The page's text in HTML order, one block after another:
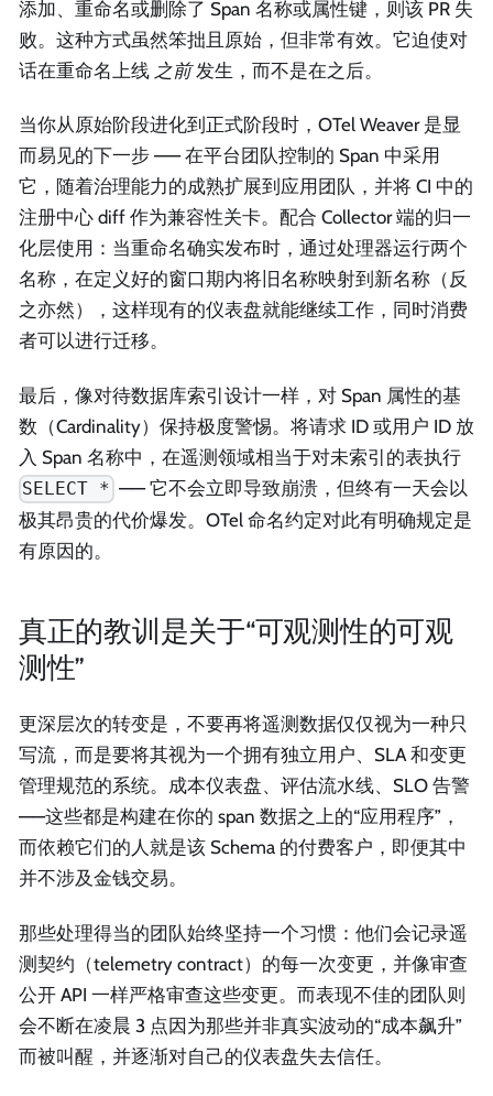
添加、重命名或删除了 Span 名称或属性键，则该 PR 失
败。这种方式虽然笨拙且原始，但非常有效。它迫使对
话在重命名上线 之前发生，而不是在之后。
当你从原始阶段进化到正式阶段时，OTel Weaver 是显
而易见的下一步 —— 在平台团队控制的 Span 中采用
它，随着治理能力的成熟扩展到应用团队，并将 CI 中的
注册中心 diff 作为兼容性关卡。配合 Collector 端的归一
化层使用：当重命名确实发布时，通过处理器运行两个
名称，在定义好的窗口期内将旧名称映射到新名称（反
之亦然），这样现有的仪表盘就能继续工作，同时消费
者可以进行迁移。
最后，像对待数据库索引设计一样，对 Span 属性的基
数（Cardinality）保持极度警惕。将请求 ID 或用户 ID 放
入 Span 名称中，在遥测领域相当于对未索引的表执行
SELECT * —— 它不会立即导致崩溃，但终有一天会以
极其昂贵的代价爆发。OTel 命名约定对此有明确规定是
有原因的。
真正的教训是关于“可观测性的可观
测性”
更深层次的转变是，不要再将遥测数据仅仅视为一种只
写流，而是要将其视为一个拥有独立用户、SLA 和变更
管理规范的系统。成本仪表盘、评估流水线、SLO 告警
——这些都是构建在你的 span 数据之上的“应用程序”，
而依赖它们的人就是该 Schema 的付费客户，即便其中
并不涉及金钱交易。
那些处理得当的团队始终坚持一个习惯：他们会记录遥
测契约（telemetry contract）的每一次变更，并像审查
公开 API 一样严格审查这些变更。而表现不佳的团队则
会不断在凌晨 3 点因为那些并非真实波动的“成本飙升”
而被叫醒，并逐渐对自己的仪表盘失去信任。